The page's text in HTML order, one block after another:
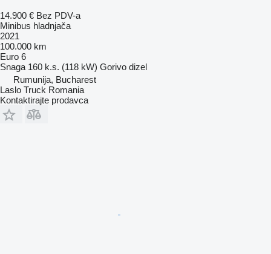
14.900 € Bez PDV-a
Minibus hladnjača
2021
100.000 km
Euro 6
Snaga 160 k.s. (118 kW) Gorivo dizel
Rumunija, Bucharest
Laslo Truck Romania
Kontaktirajte prodavca